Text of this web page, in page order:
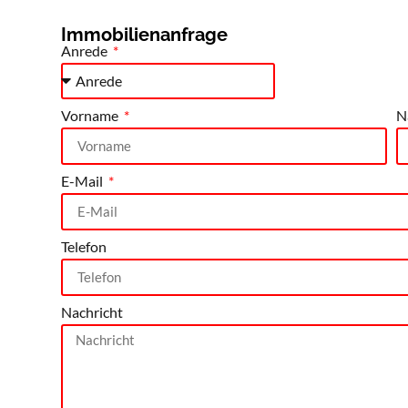
Immobilienanfrage
Anrede
Vorname
E-Mail
Telefon
Nachricht